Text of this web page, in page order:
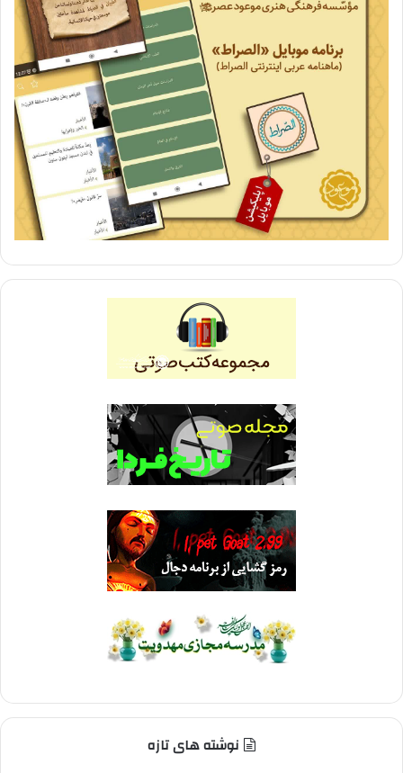
نوشته های تازه